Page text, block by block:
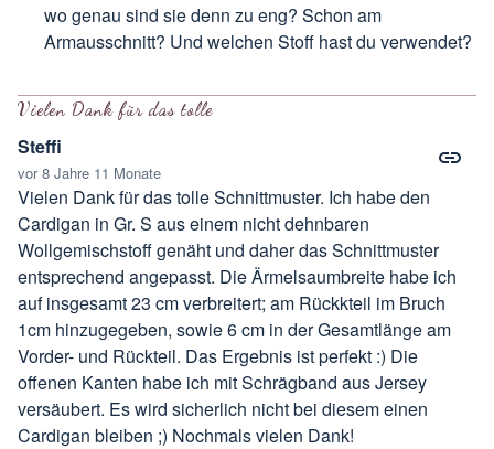
wo genau sind sie denn zu eng? Schon am
Armausschnitt? Und welchen Stoff hast du verwendet?
Vielen Dank für das tolle
Steffi
vor 8 Jahre 11 Monate
Vielen Dank für das tolle Schnittmuster. Ich habe den
Cardigan in Gr. S aus einem nicht dehnbaren
Wollgemischstoff genäht und daher das Schnittmuster
entsprechend angepasst. Die Ärmelsaumbreite habe ich
auf insgesamt 23 cm verbreitert; am Rückkteil im Bruch
1cm hinzugegeben, sowie 6 cm in der Gesamtlänge am
Vorder- und Rückteil. Das Ergebnis ist perfekt :) Die
offenen Kanten habe ich mit Schrägband aus Jersey
versäubert. Es wird sicherlich nicht bei diesem einen
Cardigan bleiben ;) Nochmals vielen Dank!